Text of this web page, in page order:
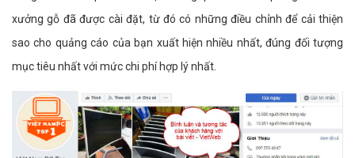
xưởng gỗ đã được cài đặt, từ đó có những điều chỉnh để cải thiện
sao cho quảng cáo của bạn xuất hiện nhiều nhất, đúng đối tượng
mục tiêu nhất với mức chi phí hợp lý nhất.